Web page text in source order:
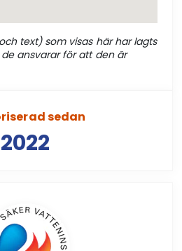
text) som visas här har lagts
ansvarar för att den är
sedan
2022